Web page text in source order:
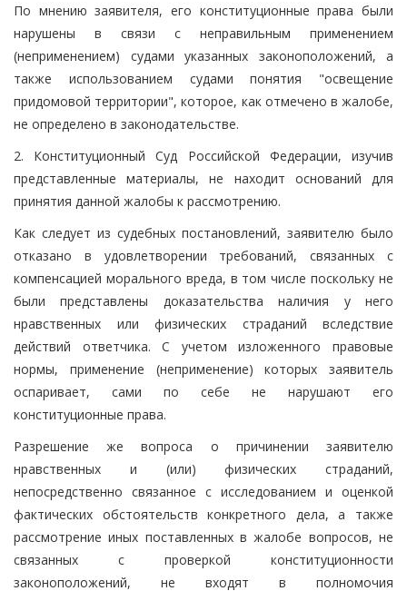
По мнению заявителя, его конституционные права были
нарушены в связи с неправильным применением
(неприменением) судами указанных законоположений, а
также использованием судами понятия "освещение
придомовой территории", которое, как отмечено в жалобе,
не определено в законодательстве.
2. Конституционный Суд Российской Федерации, изучив
представленные материалы, не находит оснований для
принятия данной жалобы к рассмотрению.
Как следует из судебных постановлений, заявителю было
отказано в удовлетворении требований, связанных с
компенсацией морального вреда, в том числе поскольку не
были представлены доказательства наличия у него
нравственных или физических страданий вследствие
действий ответчика. С учетом изложенного правовые
нормы, применение (неприменение) которых заявитель
оспаривает, сами по себе не нарушают его
конституционные права.
Разрешение же вопроса о причинении заявителю
нравственных и (или) физических страданий,
непосредственно связанное с исследованием и оценкой
фактических обстоятельств конкретного дела, а также
рассмотрение иных поставленных в жалобе вопросов, не
связанных с проверкой конституционности
законоположений, не входят в полномочия